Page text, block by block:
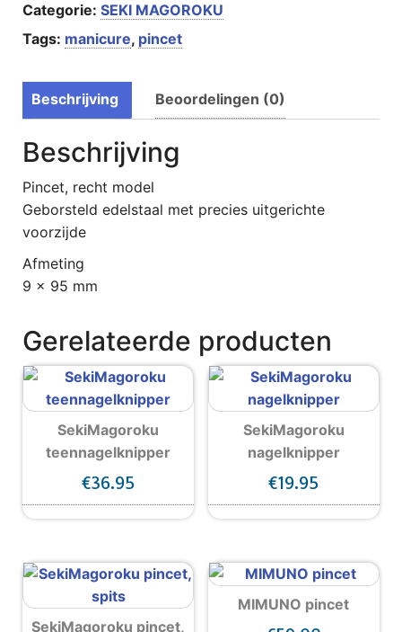
Categorie: SEKI MAGOROKU
Tags: manicure, pincet
Beschrijving Beoordelingen (0)
Beschrijving
Pincet, recht model
Geborsteld edelstaal met precies uitgerichte
voorzijde
Afmeting
9 x 95 mm
Gerelateerde producten
SekiMagoroku
teennagelknipper
€36.95
SekiMagoroku
nagelknipper
€19.95
SekiMagoroku pincet,
MIMUNO pincet